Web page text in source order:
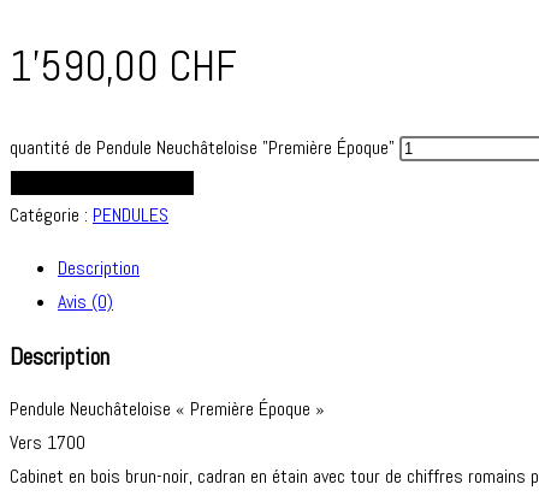
1'590,00 CHF
quantité de Pendule Neuchâteloise "Première Époque"
Catégorie : PENDULES
Description
Avis (0)
Description
Pendule Neuchâteloise « Première Époque »
Vers 1700
Cabinet en bois brun-noir, cadran en étain avec tour de chiffres romains